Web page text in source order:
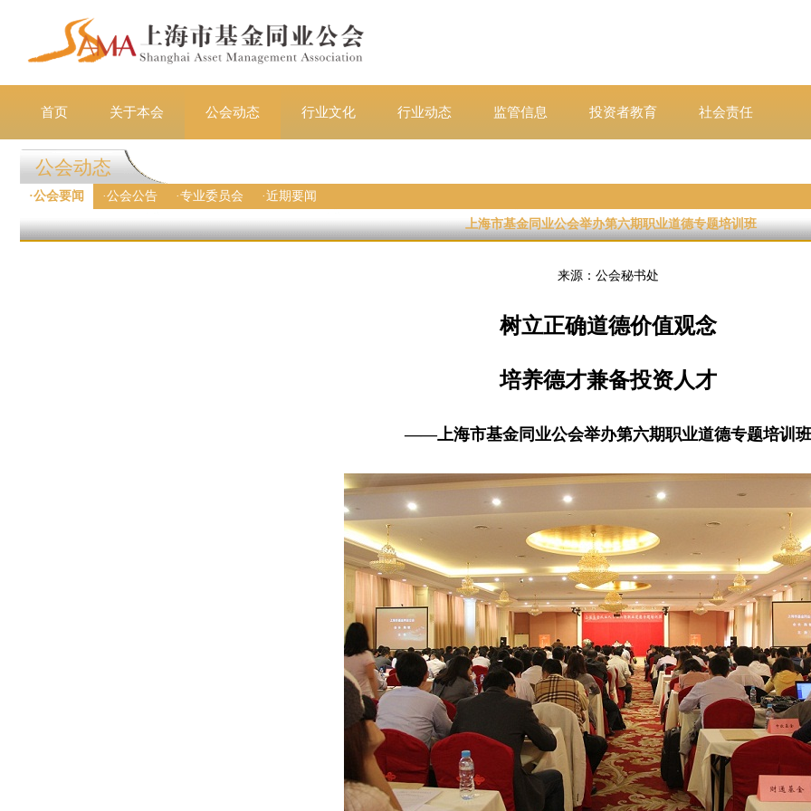
首页 关于本会 公会动态 行业文化 行业动态 监管信息 投资者教育 社会责任
公会动态
·公会要闻 ·公会公告 ·专业委员会 ·近期要闻
上海市基金同业公会举办第六期职业道德专题培训班
来源：公会秘书处
树立正确道德价值观念
培养德才兼备投资人才
——上海市基金同业公会举办第六期职业道德专题培训班